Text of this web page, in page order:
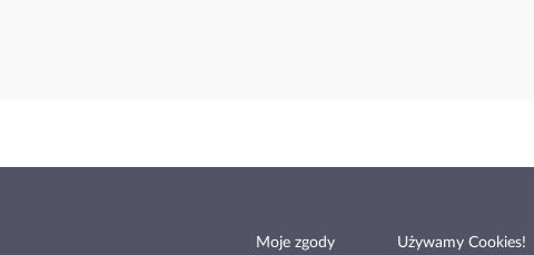
Moje zgody Używamy Cookies!